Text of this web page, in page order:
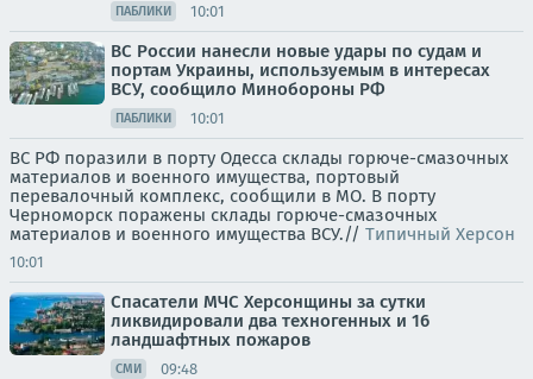
ПАБЛИКИ 10:01
ВС России нанесли новые удары по судам и
портам Украины, используемым в интересах
ВСУ, сообщило Минобороны РФ
ПАБЛИКИ 10:01
ВС РФ поразили в порту Одесса склады горюче-смазочных
материалов и военного имущества, портовый
перевалочный комплекс, сообщили в МО. В порту
Черноморск поражены склады горюче-смазочных
материалов и военного имущества ВСУ.// Типичный Херсон
10:01
Спасатели МЧС Херсонщины за сутки
ликвидировали два техногенных и 16
ландшафтных пожаров
СМИ 09:48